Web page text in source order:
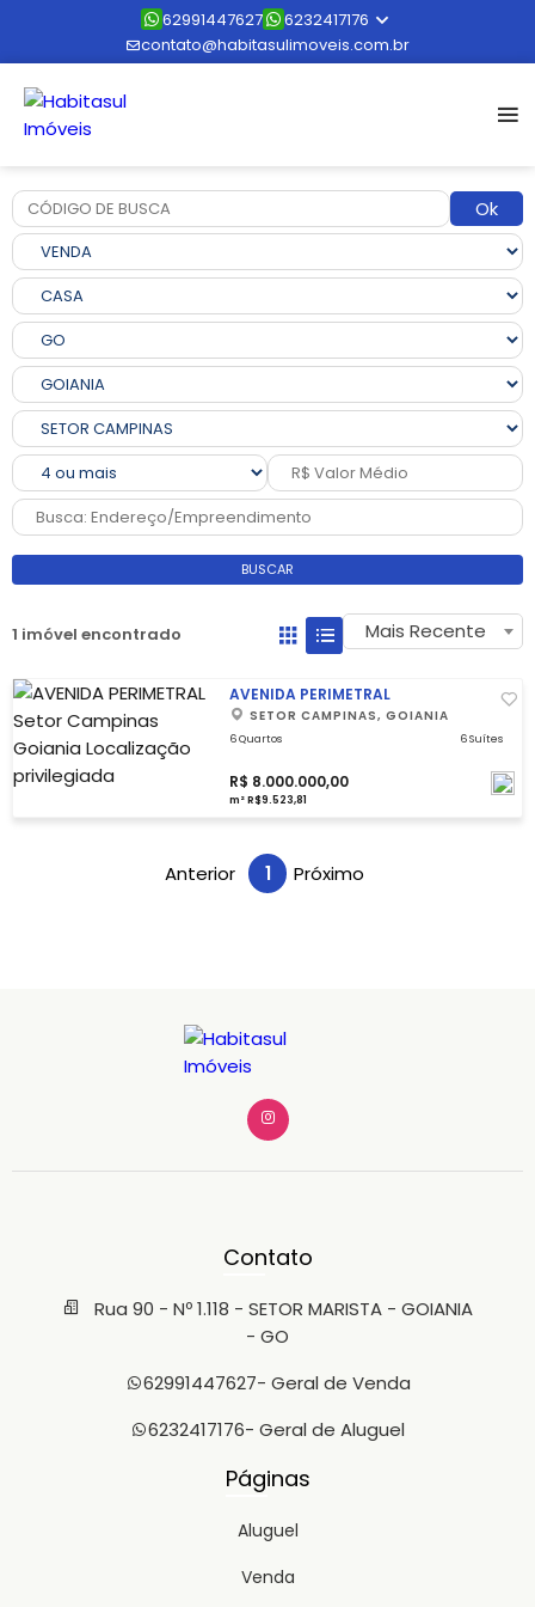
62991447627
6232417176
contato@habitasulimoveis.com.br
Ok
BUSCAR
1 imóvel encontrado Mais Recente
AVENIDA PERIMETRAL
SETOR CAMPINAS, GOIANIA
6 Quartos 6 Suítes
R$ 8.000.000,00
m² R$9.523,81
Anterior 1 Próximo
Contato
Rua 90 - Nº 1.118 - SETOR MARISTA - GOIANIA
- GO
62991447627- Geral de Venda
6232417176- Geral de Aluguel
Páginas
Aluguel
Venda